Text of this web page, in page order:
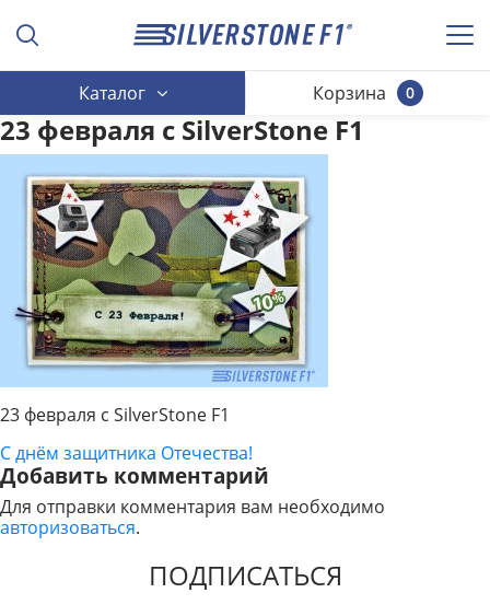
Каталог 0
Корзина
23 февраля с SilverStone F1
23 февраля с SilverStone F1
НАВИГАЦИЯ
ПО
ЗАПИСЯМ
С днём защитника Отечества!
Добавить комментарий
Для отправки комментария вам необходимо
авторизоваться.
ПОДПИСАТЬСЯ